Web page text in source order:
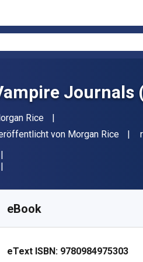
Journals
Rice
von Morgan Rice
eBook
eText ISBN: 9780984975303